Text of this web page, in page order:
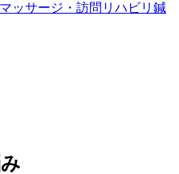
ッサージ・訪問リハビリ鍼